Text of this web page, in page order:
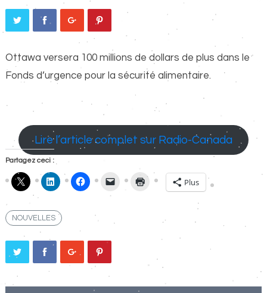
Ottawa versera 100 millions de dollars de plus dans le
Fonds d’urgence pour la sécurité alimentaire.
Lire l’article complet sur Radio-Canada
Partagez ceci :
Plus
NOUVELLES